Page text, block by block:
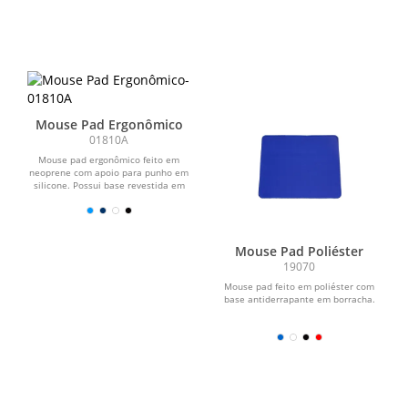
Mouse Pad Ergonômico
01810A
Mouse pad ergonômico feito em
neoprene com apoio para punho em
silicone. Possui base revestida em
Mouse Pad Poliéster
19070
Mouse pad feito em poliéster com
base antiderrapante em borracha.